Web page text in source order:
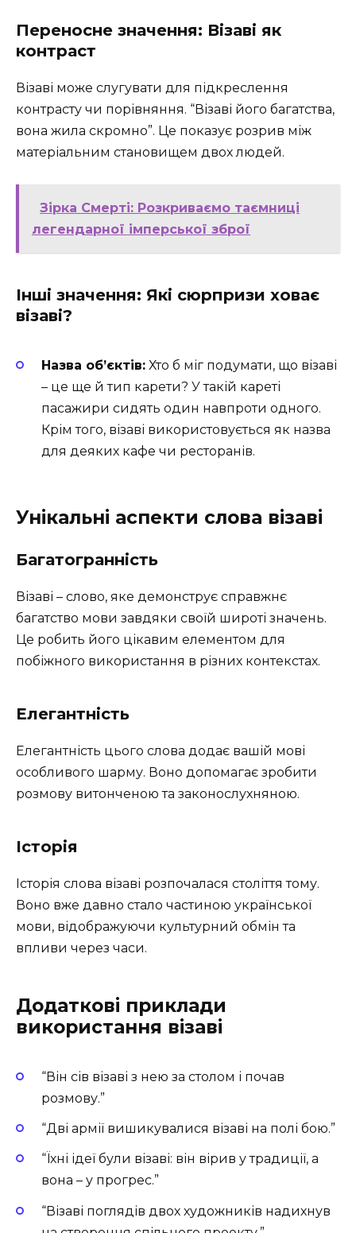
Переносне значення: Візаві як
контраст
Візаві може слугувати для підкреслення
контрасту чи порівняння. “Візаві його багатства,
вона жила скромно”. Це показує розрив між
матеріальним становищем двох людей.
Зірка Смерті: Розкриваємо таємниці
легендарної імперської зброї
Інші значення: Які сюрпризи ховає
візаві?
Назва об’єктів: Хто б міг подумати, що візаві
– це ще й тип карети? У такій кареті
пасажири сидять один навпроти одного.
Крім того, візаві використовується як назва
для деяких кафе чи ресторанів.
Унікальні аспекти слова візаві
Багатогранність
Візаві – слово, яке демонструє справжнє
багатство мови завдяки своїй широті значень.
Це робить його цікавим елементом для
побіжного використання в різних контекстах.
Елегантність
Елегантність цього слова додає вашій мові
особливого шарму. Воно допомагає зробити
розмову витонченою та законослухняною.
Історія
Історія слова візаві розпочалася століття тому.
Воно вже давно стало частиною української
мови, відображуючи культурний обмін та
впливи через часи.
Додаткові приклади
використання візаві
“Він сів візаві з нею за столом і почав
розмову.”
“Дві армії вишикувалися візаві на полі бою.”
“Їхні ідеї були візаві: він вірив у традиції, а
вона – у прогрес.”
“Візаві поглядів двох художників надихнув